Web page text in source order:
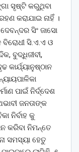
ସୃଷ୍ଟି କରୁଥିବା
କରାଯାଇ ନାହିଁ ।
ସିଂ ଜାସୋ
ବିରୋଧୀ ସି.ଏ.ଏ ଓ
ବୁଦ୍ଧିଜୀବୀ,
କାର୍ଯ୍ୟାନୁଷ୍ଠାନ
ପାଇଁ ନିର୍ଦ୍ଦେଶ
ଜନତାଙ୍କ
ନିର୍ବାହ କୁ
କରିବା ନିମନ୍ତେ
ସମସ୍ୟା ହେତୁ